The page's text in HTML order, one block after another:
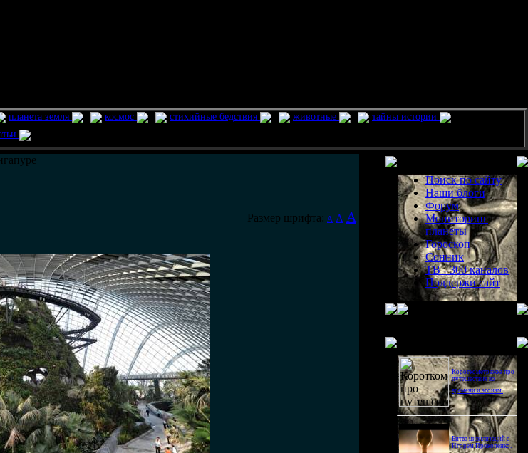
планета земля космос стихийные бедствия животные
тайны истории
Размер шрифта: A A A
Поиск по сайту
Наши блоги
Форум
Мониторинг
планеты
Гороскоп
Сонник
ТВ - 300 каналов
Поддержи сайт
Короткометражка про
путешествия во
времени и эгоизм.
Битва цивилизаций с
Игорем Прокопенко.